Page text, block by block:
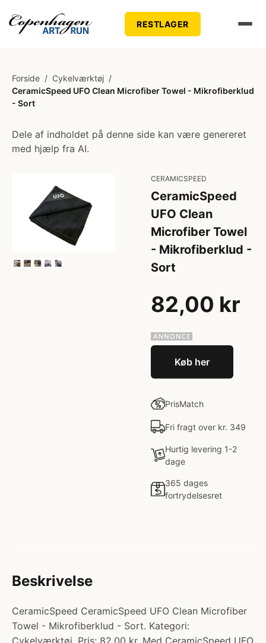
RESTLAGER
Forside / Cykelværktøj /
CeramicSpeed UFO Clean Microfiber Towel - Mikrofiberklud
- Sort
Dele af indholdet på denne side kan være genereret
med hjælp fra AI.
CERAMICSPEED
CeramicSpeed
UFO Clean
Microfiber Towel
- Mikrofiberklud -
Sort
82,00 kr
Køb her
PrisMatch
Fri fragt over kr. 349
Hurtig levering 1-2
dage
365 dages
fortrydelsesret
Beskrivelse
CeramicSpeed CeramicSpeed UFO Clean Microfiber
Towel - Mikrofiberklud - Sort. Kategori:
Cykelværktøj. Pris: 82.00 kr. Med CeramicSpeed UFO